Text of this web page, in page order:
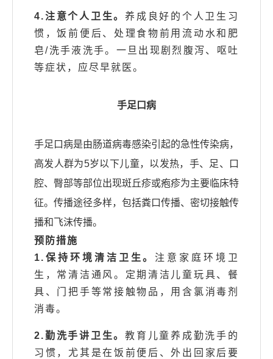
4.注意个人卫生。养成良好的个人卫生习
惯，饭前便后、处理食物前用流动水和肥
皂/洗手液洗手。一旦出现剧烈腹泻、呕吐
等症状，应尽早就医。
手足口病
手足口病是由肠道病毒感染引起的急性传染病，
高发人群为5岁以下儿童，以发热，手、足、口
腔、臀部等部位出现斑丘疹或疱疹为主要临床特
征。传播途径多样，包括粪口传播、密切接触传
播和飞沫传播。
预防措施
1.保持环境清洁卫生。 注意家庭环境卫
生，常清洁通风。定期清洁儿童玩具、餐
具、门把手等常接触物品，用含氯消毒剂
消毒。
2.勤洗手讲卫生。教育儿童养成勤洗手的
习惯，尤其是在饭前便后、外出回家后要